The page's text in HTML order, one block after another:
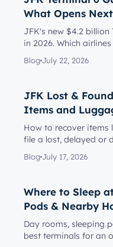
What Opens
JFK's new $4.2
in 2026. Which
Terminal 5, l...
Blog July 22, 2026
JFK Lost &
Items and
How to recover items
file a lost, delayed or
reach the rig...
Blog July 17, 2026
Where to Sleep
Pods & Nearby
Day rooms, sleeping
best terminals for an